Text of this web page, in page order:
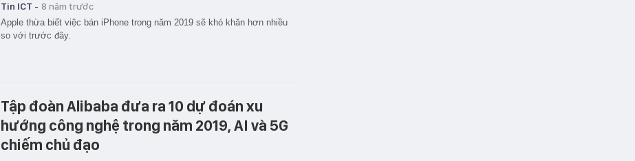
Tin ICT - 8 năm trước
Apple thừa biết việc bán iPhone trong năm 2019 sẽ khó khăn hơn nhiều
so với trước đây.
Tập đoàn Alibaba đưa ra 10 dự đoán xu
hướng công nghệ trong năm 2019, AI và 5G
chiếm chủ đạo